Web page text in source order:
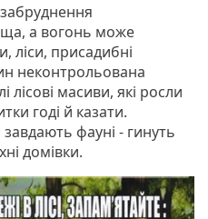
а вогонь може
ліси, присадибні
неконтрольована
масиви, які росли
годі й казати.
фауні - гинуть
домівки.